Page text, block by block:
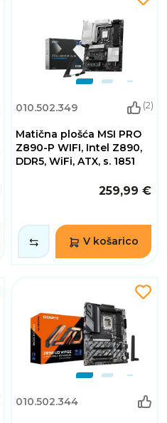
010.502.349 (2)
Matična plošća MSI PRO
Z890-P WIFI, Intel Z890,
DDR5, WiFi, ATX, s. 1851
259,99 €
V košarico
010.502.344